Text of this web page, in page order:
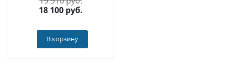
18 100 руб.
В корзину